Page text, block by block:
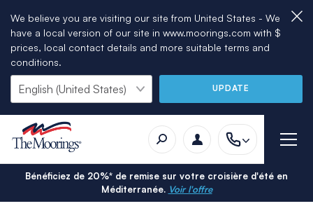
We believe you are visiting our site from United States - We
have a local version of our site in www.moorings.com with $
prices, local contact details and more suitable terms and
conditions.
UPDATE
Bénéficiez de 20%* de remise sur votre croisière d'été en
Méditerranée. Voir l'offre